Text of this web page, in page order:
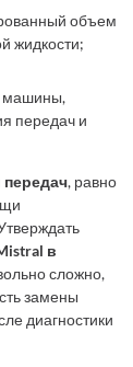
объем
жидкости;
машины,
передач и
передач, равно
в
сложно,
замены
диагностики